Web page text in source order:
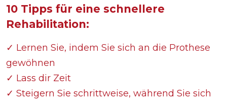
10 Tipps für eine schnellere
Rehabilitation:
✓ Lernen Sie, indem Sie sich an die Prothese
gewöhnen
✓ Lass dir Zeit
✓ Steigern Sie schrittweise, während Sie sich